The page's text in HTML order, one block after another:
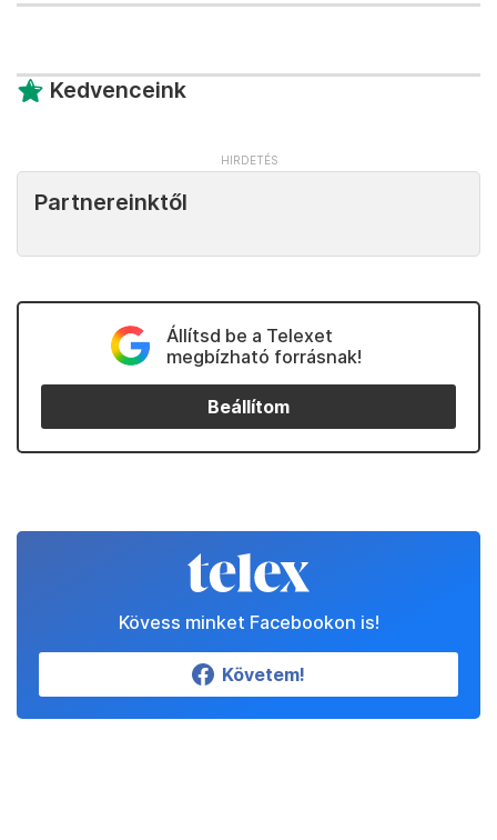
Kedvenceink
Partnereinktől
Állítsd be a Telexet
megbízható forrásnak!
Beállítom
Kövess minket Facebookon is!
Követem!